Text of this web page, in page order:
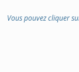
Vous pouvez cliquer